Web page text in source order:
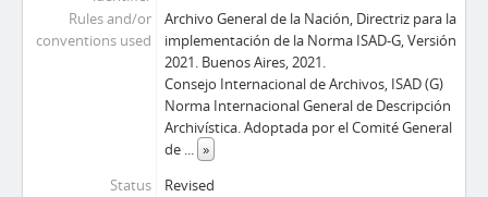
Rules and/or
conventions used
Archivo General de la Nación, Directriz para la
implementación de la Norma ISAD-G, Versión
2021. Buenos Aires, 2021.
Consejo Internacional de Archivos, ISAD (G)
Norma Internacional General de Descripción
Archivística. Adoptada por el Comité General
de ... »
Status
Revised